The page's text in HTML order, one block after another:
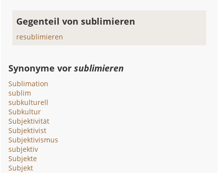
Gegenteil von sublimieren
resublimieren
Synonyme vorsublimieren
Sublimation
sublim
subkulturell
Subkultur
Subjektivität
Subjektivist
Subjektivismus
subjektiv
Subjekte
Subjekt